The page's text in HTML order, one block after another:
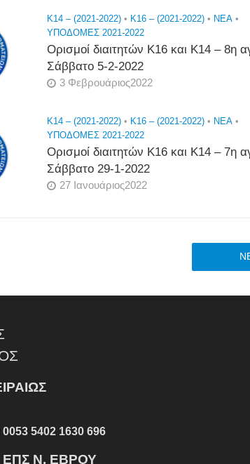
K14 – (2021-2022) • K16 – (2021-2022) • NEA •
ΥΠΟΔΟΜΕΣ 2021-2022
Ορισμοί διαιτητών Κ16 και Κ14 – 8η
Σάββατο 5-2-2022
3 Φεβρουάριος2022
K14 – (2021-2022) • K16 – (2021-2022) • NEA •
ΥΠΟΔΟΜΕΣ 2021-2022
Ορισμοί διαιτητών Κ16 και Κ14 – 7η
Σάββατο 29-1-2022
27 Ιανουάριος2022
5402 1630 696
ΕΠΣ Ν. ΕΒΡΟΥ